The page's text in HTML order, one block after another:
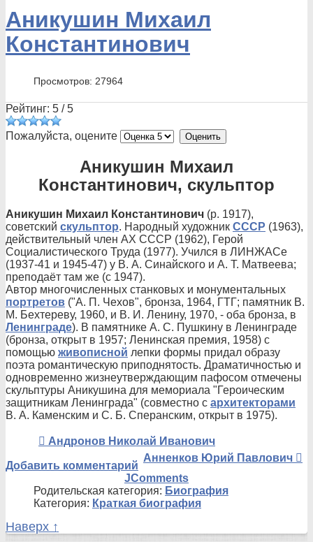
Аникушин Михаил
Константинович
Просмотров: 27964
Рейтинг: 5 /5
Пожалуйста, оцените
Аникушин Михаил
Константинович, скульптор
Аникушин Михаил Константинович (р. 1917),
советский скульптор. Народный художник СССР (1963),
действительный член АХ СССР (1962), Герой
Социалистического Труда (1977). Учился в ЛИНЖАСе
(1937-41 и 1945-47) у В. А. Синайского и А. Т. Матвеева;
преподаёт там же (с 1947).
Автор многочисленных станковых и монументальных
портретов ("А. П. Чехов", бронза, 1964, ГТГ; памятник В.
М. Бехтереву, 1960, и В. И. Ленину, 1970, - оба бронза, в
Ленинграде). В памятнике А. С. Пушкину в Ленинграде
(бронза, открыт в 1957; Ленинская премия, 1958) с
помощью живописной лепки формы придал образу
поэта романтическую приподнятость. Драматичностью и
одновременно жизнеутверждающим пафосом отмечены
скульптуры Аникушина для мемориала "Героическим
защитникам Ленинграда" (совместно с архитекторами
В. А. Каменским и С. Б. Сперанским, открыт в 1975).
Андронов Николай Иванович
Анненков Юрий Павлович
Добавить комментарий
JComments
Родительская категория: Биография
Категория: Краткая биография
Наверх ↑